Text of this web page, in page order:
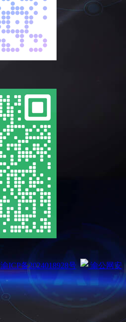
渝ICP备2024018928号
渝公网安